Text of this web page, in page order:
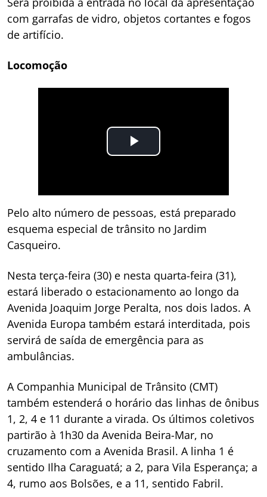
com garrafas de vidro, objetos cortantes e fogos
de artifício.
Locomoção
Pelo alto número de pessoas, está preparado
esquema especial de trânsito no Jardim
Casqueiro.
Nesta terça-feira (30) e nesta quarta-feira (31),
estará liberado o estacionamento ao longo da
Avenida Joaquim Jorge Peralta, nos dois lados. A
Avenida Europa também estará interditada, pois
servirá de saída de emergência para as
ambulâncias.
A Companhia Municipal de Trânsito (CMT)
também estenderá o horário das linhas de ônibus
1, 2, 4 e 11 durante a virada. Os últimos coletivos
partirão à 1h30 da Avenida Beira-Mar, no
cruzamento com a Avenida Brasil. A linha 1 é
sentido Ilha Caraguatá; a 2, para Vila Esperança; a
4, rumo aos Bolsões, e a 11, sentido Fabril.